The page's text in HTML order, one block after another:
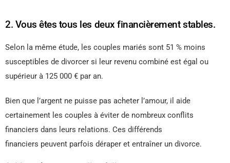
2. Vous êtes tous les deux financièrement stables.
Selon la même étude, les couples mariés sont 51 % moins
susceptibles de divorcer si leur revenu combiné est égal ou
supérieur à 125 000 € par an.
Bien que l’argent ne puisse pas acheter l’amour, il aide
certainement les couples à éviter de nombreux conflits
financiers dans leurs relations. Ces différends
financiers peuvent parfois déraper et entraîner un divorce.